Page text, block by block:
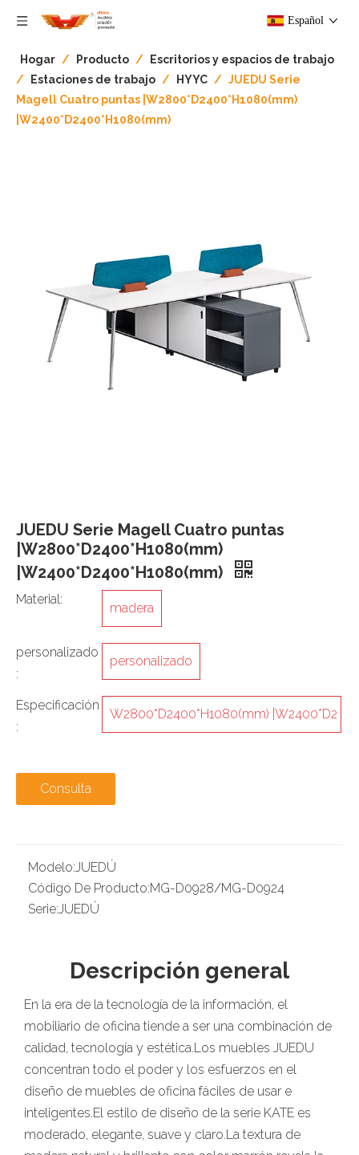
Español
Hogar / Producto /
Escritorios y espacios de trabajo
/
Estaciones de trabajo / HYYC / JUEDU Serie
Magell Cuatro puntas |W2800*D2400*H1080(mm)
|W2400*D2400*H1080(mm)
JUEDU Serie Magell Cuatro puntas
|W2800*D2400*H1080(mm)
|W2400*D2400*H1080(mm)
Material:
madera
personalizado
:
personalizado
Especificación
:
W2800*D2400*H1080(mm) |W2400*D2
Consulta
Modelo:JUEDÚ
Código De Producto:MG-D0928/MG-D0924
Serie:JUEDÚ
Descripción general
En la era de la tecnología de la información, el
mobiliario de oficina tiende a ser una combinación de
calidad, tecnología y estética.Los muebles JUEDU
concentran todo el poder y los esfuerzos en el
diseño de muebles de oficina fáciles de usar e
inteligentes.El estilo de diseño de la serie KATE es
moderado, elegante, suave y claro.La textura de